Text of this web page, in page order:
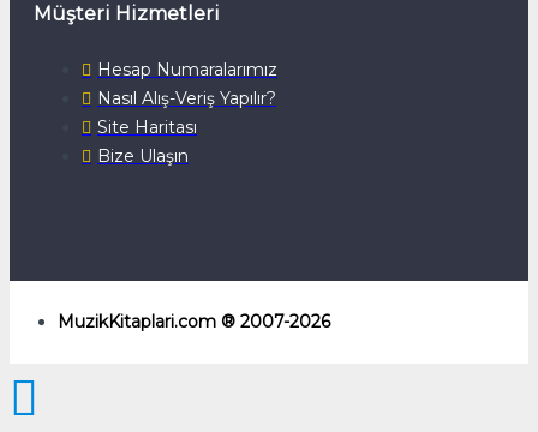
Müşteri Hizmetleri
Hesap Numaralarımız
Nasıl Alış-Veriş Yapılır?
Site Haritası
Bize Ulaşın
MuzikKitaplari.com ® 2007-2026